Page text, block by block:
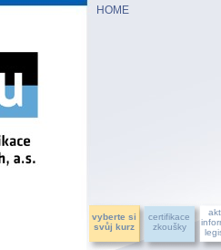
HOME
vyberte si
svůj kurz
certifikace
zkoušky